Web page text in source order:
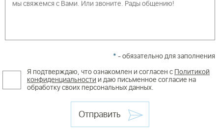
*- обязательно для заполнения
Я подтверждаю, что ознакомлен и согласен сПолитикой
конфиденциальности и даю письменное согласие на
обработку своих персональных данных.
Отправить